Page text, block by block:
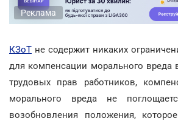
Реклама
КЗоТ не содержит никаких
для компенсации морального вреда
трудовых прав работников,
морального вреда не
возобновления положения,